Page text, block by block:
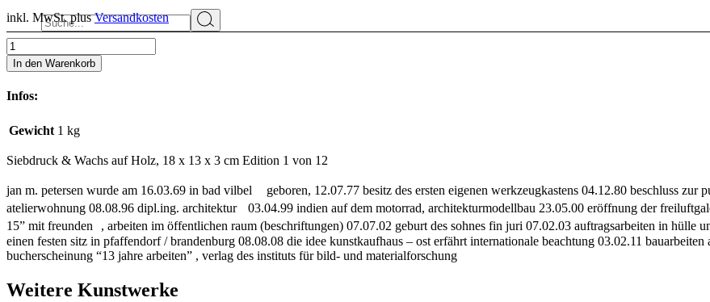
Suchen
inkl. MwSt. plusVersandkosten
kämpfen,
küssen,
kochen,
quantity
In den Warenkorb
Infos:
Gewicht 1 kg
Siebdruck & Wachs auf Holz, 18 x 13 x 3 cm Edition 1 von 12
jan m. petersen wurde am 16.03.69 in bad vilbel geboren, 12.07.77 besitz des ersten eigenen werkzeugkastens 04.12.80 beschluss zur
atelierwohnung 08.08.96 dipl.ing. architektur 03.04.99 indien auf dem motorrad, architekturmodellbau 23.05.00 eröffnung der
15” mit freunden , arbeiten im öffentlichen raum (beschriftungen) 07.07.02 geburt des sohnes fin juri 07.02.03 auftragsarbeiten in
einen festen sitz in pfaffendorf / brandenburg 08.08.08 die idee kunstkaufhaus – ost erfährt internationale beachtung 03.02.11
bucherscheinung “13 jahre arbeiten” , verlag des instituts für bild- und materialforschung
Weitere Kunstwerke